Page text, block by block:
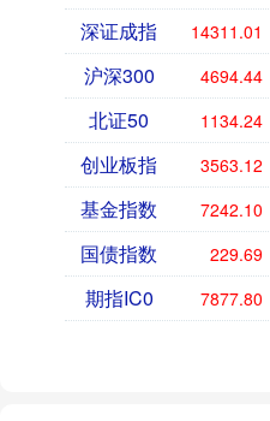
深证成指 14311.01
沪深300 4694.44
北证50 1134.24
创业板指 3563.12
基金指数 7242.10
国债指数 229.69
期指IC0 7877.80